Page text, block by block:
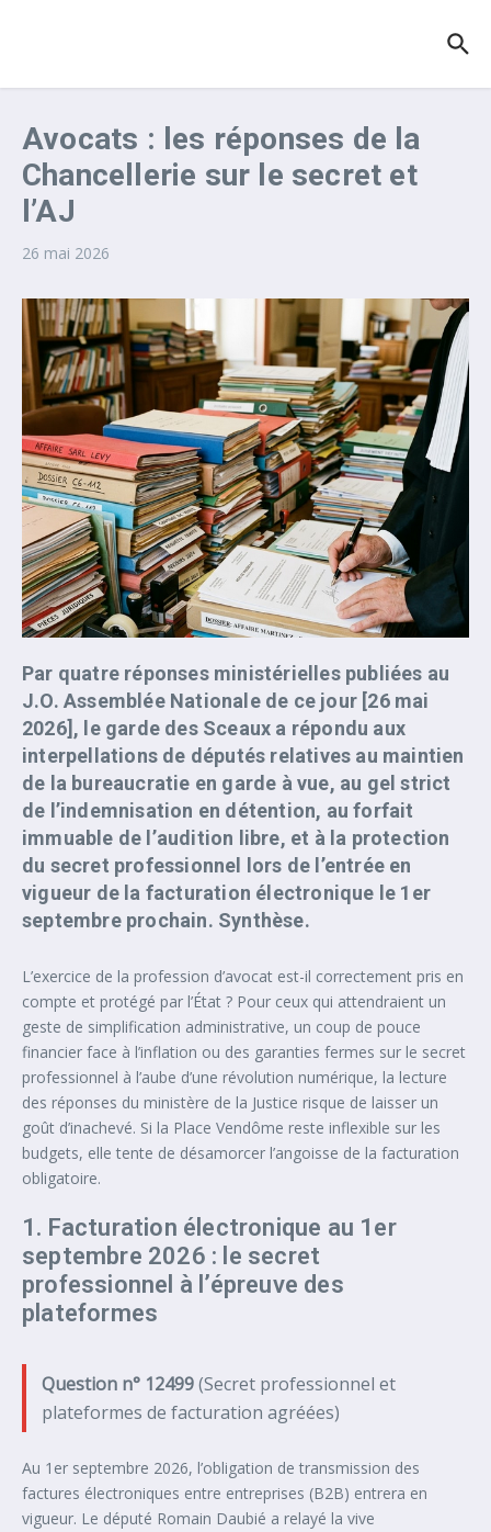
Avocats : les réponses de la
Chancellerie sur le secret et
l’AJ
26 mai 2026
Par quatre réponses ministérielles publiées au
J.O. Assemblée Nationale de ce jour [26 mai
2026], le garde des Sceaux a répondu aux
interpellations de députés relatives au maintien
de la bureaucratie en garde à vue, au gel strict
de l’indemnisation en détention, au forfait
immuable de l’audition libre, et à la protection
du secret professionnel lors de l’entrée en
vigueur de la facturation électronique le 1er
septembre prochain. Synthèse.
L’exercice de la profession d’avocat est-il correctement pris en
compte et protégé par l’État ? Pour ceux qui attendraient un
geste de simplification administrative, un coup de pouce
financier face à l’inflation ou des garanties fermes sur le secret
professionnel à l’aube d’une révolution numérique, la lecture
des réponses du ministère de la Justice risque de laisser un
goût d’inachevé. Si la Place Vendôme reste inflexible sur les
budgets, elle tente de désamorcer l’angoisse de la facturation
obligatoire.
1. Facturation électronique au 1er
septembre 2026 : le secret
professionnel à l’épreuve des
plateformes
Question n° 12499(Secret professionnel et
plateformes de facturation agréées)
Au 1er septembre 2026, l’obligation de transmission des
factures électroniques entre entreprises (B2B) entrera en
vigueur. Le député Romain Daubié a relayé la vive